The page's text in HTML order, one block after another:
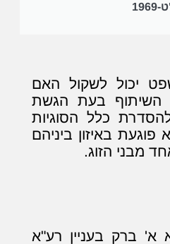
יכול לשקול האם
השיתוף בעת הגשת
כלל הסוגיות
פוגעת באיזון ביניהם
מבני הזוג.
ברק בעניין רע"א